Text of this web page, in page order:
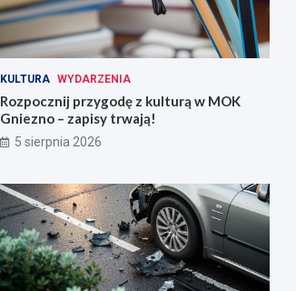
KULTURA WYDARZENIA
Rozpocznij przygodę z kulturą w MOK
Gniezno – zapisy trwają!
5 sierpnia 2026